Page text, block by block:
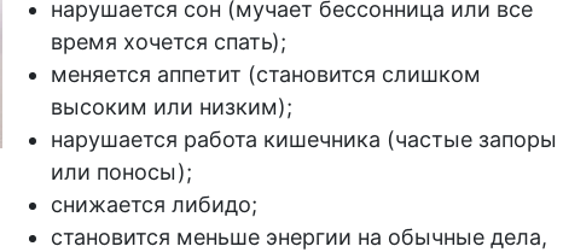
нарушается сон (мучает бессонница или все
время хочется спать);
меняется аппетит (становится слишком
высоким или низким);
нарушается работа кишечника (частые запоры
или поносы);
снижается либидо;
становится меньше энергии на обычные дела,